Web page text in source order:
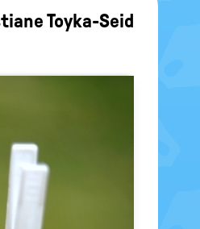
Toyka-Seid